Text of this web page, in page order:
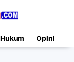
Hukum Opini